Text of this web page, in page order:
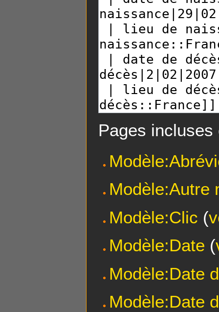
Pages
Modèle:Autre
Modèle:Clic (
Modèle:Date (
Modèle:Date
Modèle:Date